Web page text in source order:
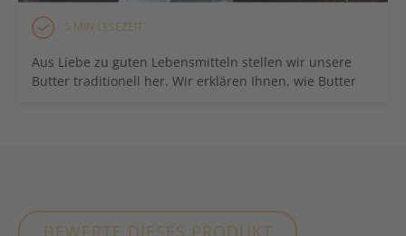
5 MIN LESEZEIT
Aus Liebe zu guten Lebensmitteln stellen wir unsere
Butter traditionell her. Wir erklären Ihnen, wie Butter